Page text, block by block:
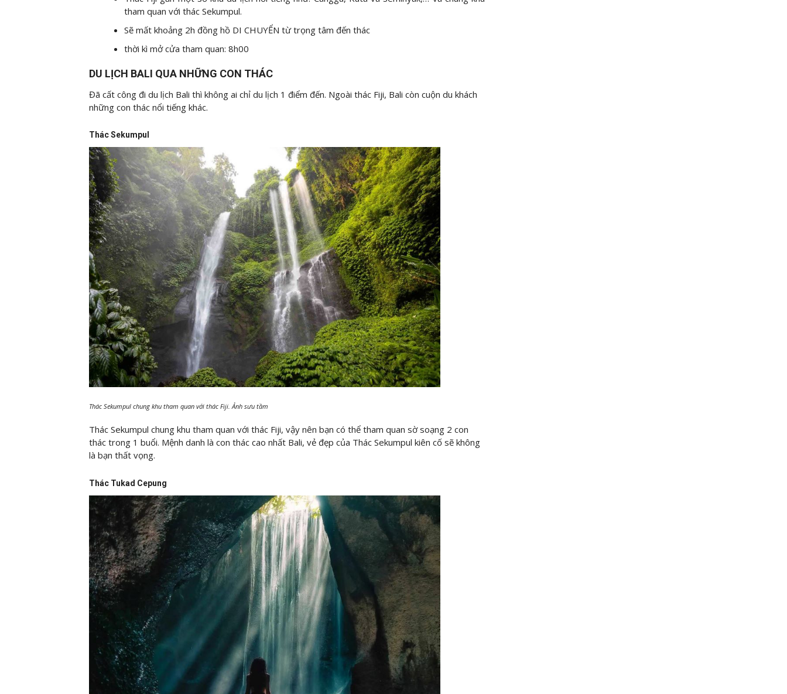
tham quan với thác Sekumpul.
Sẽ mất khoảng 2h đồng hồ DI CHUYỂN từ trọng tâm đến thác
thời kì mở cửa tham quan: 8h00
DU LỊCH BALI QUA NHỮNG CON THÁC
Đã cất công đi du lịch Bali thì không ai chỉ du lịch 1 điểm đến. Ngoài thác Fiji, Bali còn cuộn du khách
những con thác nổi tiếng khác.
Thác Sekumpul
Thác Sekumpul chung khu tham quan với thác Fiji. Ảnh sưu tầm
Thác Sekumpul chung khu tham quan với thác Fiji, vậy nên bạn có thể tham quan sờ soạng 2 con
thác trong 1 buổi. Mệnh danh là con thác cao nhất Bali, vẻ đẹp của Thác Sekumpul kiên cố sẽ không
là bạn thất vọng.
Thác Tukad Cepung